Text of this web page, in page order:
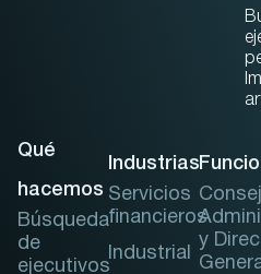
Qué
hacemos
Búsqueda
de
ejecutivos
Industrias
Servicios
financieros
Industrial
y